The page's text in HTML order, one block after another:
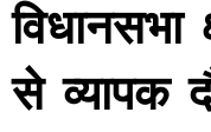
विधानसभा
से व्यापक